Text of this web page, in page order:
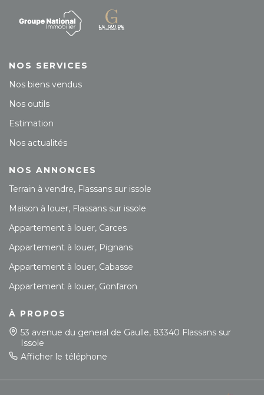
NOS SERVICES
Nos biens vendus
Nos outils
Estimation
Nos actualités
NOS ANNONCES
Terrain à vendre, Flassans sur issole
Maison à louer, Flassans sur issole
Appartement à louer, Carces
Appartement à louer, Pignans
Appartement à louer, Cabasse
Appartement à louer, Gonfaron
À PROPOS
53 avenue du general de Gaulle, 83340 Flassans sur
Issole
Afficher le téléphone